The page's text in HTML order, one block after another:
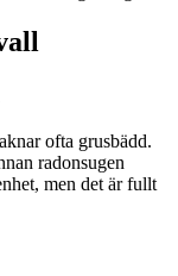
ofta grusbädd.
radonsugen
men det är fullt